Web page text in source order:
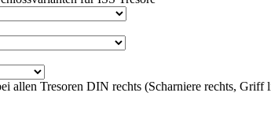
allen Tresoren DIN rechts (Scharniere rechts, Griff